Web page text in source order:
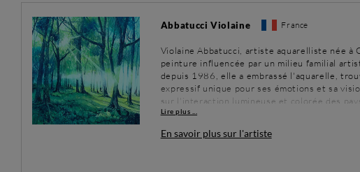
Abbatucci Violaine France
Violaine Abbatucci, artiste aquarelliste née à
peinture influencée par un milieu familial
depuis 1986, elle a embrassé l'aquarelle,
expressif unique pour ses émotions et sa
sur l'interaction lumineuse et colorée des
l'éphémère et invitent à l'émotion.
Lire plus ...
En savoir plus sur l'artiste